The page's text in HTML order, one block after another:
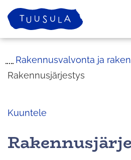
Siirry
sisältöön
Etusivu
Rakennusvalvonta ja
Rakennusjärjestys
Kuuntele